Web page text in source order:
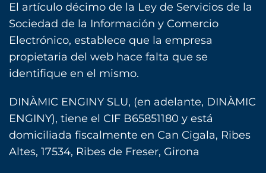
El artículo décimo de la Ley de Servicios de la
Sociedad de la Información y Comercio
Electrónico, establece que la empresa
propietaria del web hace falta que se
identifique en el mismo.‎
DINÀMIC ENGINY SLU, (en adelante, DINÀMIC
ENGINY), tiene el CIF B65851180 y está
domiciliada fiscalmente en Can Cigala, Ribes
Altes, 17534, Ribes de Freser, Girona